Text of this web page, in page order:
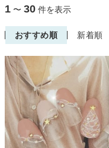
1 〜 30 件を表示
おすすめ順 新着順